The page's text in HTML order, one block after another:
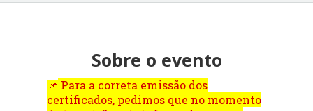
Sobre o evento
📌 Para a correta emissão dos
certificados, pedimos que no momento